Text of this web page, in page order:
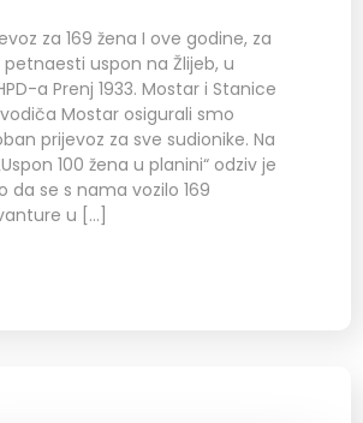
za 169 žena I ove godine, za
uspon na Žlijeb, u
a Prenj 1933. Mostar i Stanice
Mostar osigurali smo
prijevoz za sve sudionike. Na
100 žena u planini“ odziv je
da se s nama vozilo 169
u […]